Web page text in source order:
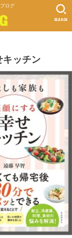
ログ
SEARCH
キッチン